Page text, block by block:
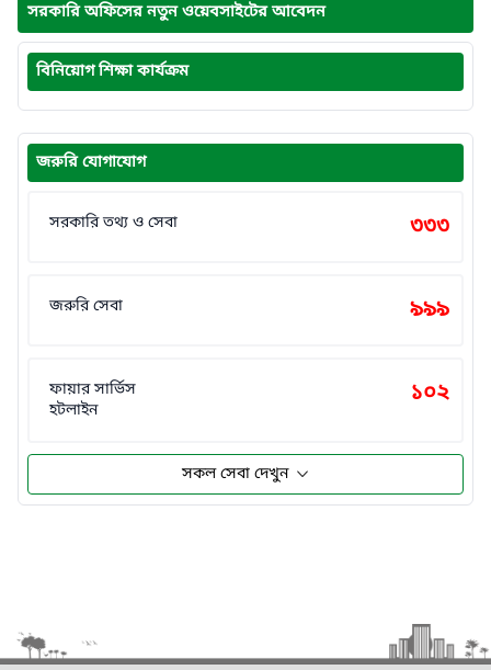
সরকারি অফিসের নতুন ওয়েবসাইটের আবেদন
বিনিয়োগ শিক্ষা কার্যক্রম
জরুরি যোগাযোগ
সরকারি তথ্য ও সেবা ৩৩৩
জরুরি সেবা ৯৯৯
ফায়ার সার্ভিস
হটলাইন
১০২
সকল সেবা দেখুন